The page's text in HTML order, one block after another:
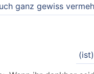
ganz gewiss